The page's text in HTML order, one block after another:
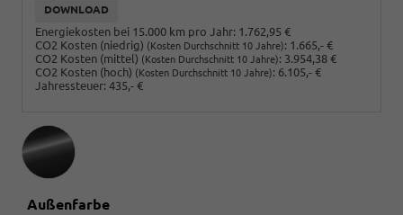
DOWNLOAD
Energiekosten bei 15.000 km pro Jahr: 1.762,95 €
CO2 Kosten (niedrig) (Kosten Durchschnitt 10 Jahre): 1.665,- €
CO2 Kosten (mittel) (Kosten Durchschnitt 10 Jahre): 3.954,38 €
CO2 Kosten (hoch) (Kosten Durchschnitt 10 Jahre): 6.105,- €
Jahressteuer: 435,- €
Außenfarbe